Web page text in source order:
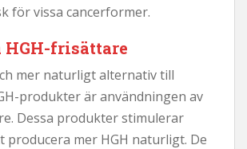
för vissa cancerformer.
frisättare
mer naturligt alternativ till
produkter är användningen av
Dessa produkter stimulerar
producera mer HGH naturligt. De